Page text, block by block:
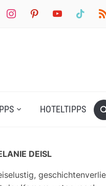
instagrampinterestyoutube tiktok rss
HOTELTIPPS
DEISL